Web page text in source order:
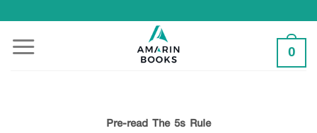
to
content
0
Pre-read The 5s Rule